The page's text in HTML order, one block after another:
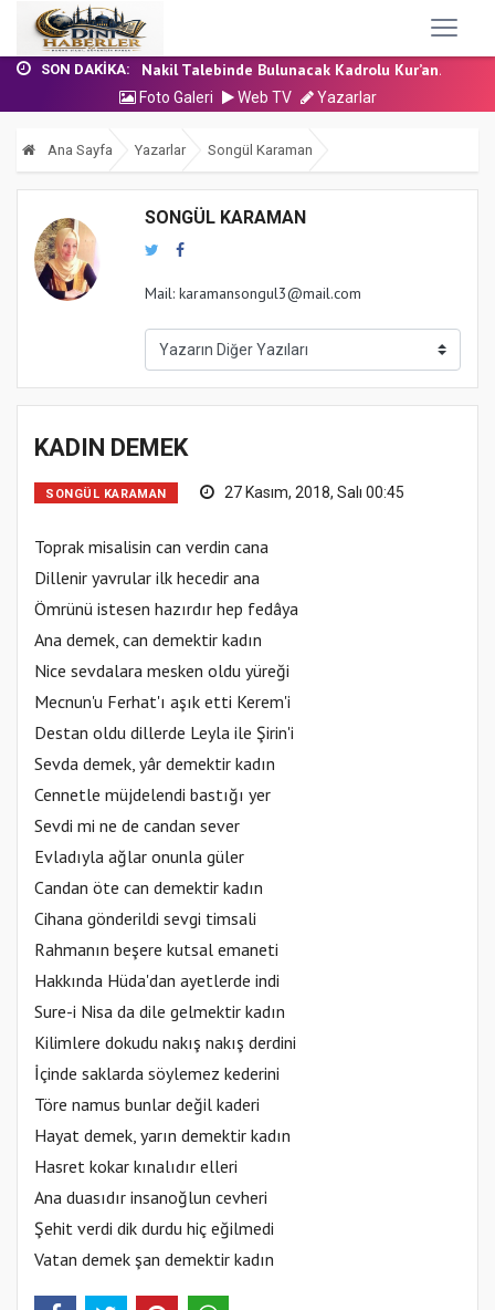
SON DAKIKA:
24 Temmuz 2026 - Cuma Hutbesi
7 Ağustos 2026 - Cuma Hutbesi
Nakil Talebinde Bulunacak Kadrolu Kur’an...
Aşçı Alımı (Kurum İçi) Sınavı (Sözlü) So...
24 Temmuz 2026 - Cuma Hutbesi
7 Ağustos 2026 - Cuma Hutbesi
Foto Galeri Web TV Yazarlar
Ana Sayfa Yazarlar Songül Karaman
SONGÜL KARAMAN
Mail: karamansongul3@mail.com
KADIN DEMEK
SONGÜL KARAMAN 27 Kasım, 2018, Salı 00:45
Toprak misalisin can verdin cana
Dillenir yavrular ilk hecedir ana
Ömrünü istesen hazırdır hep fedâya
Ana demek, can demektir kadın
Nice sevdalara mesken oldu yüreği
Mecnun'u Ferhat'ı aşık etti Kerem'i
Destan oldu dillerde Leyla ile Şirin'i
Sevda demek, yâr demektir kadın
Cennetle müjdelendi bastığı yer
Sevdi mi ne de candan sever
Evladıyla ağlar onunla güler
Candan öte can demektir kadın
Cihana gönderildi sevgi timsali
Rahmanın beşere kutsal emaneti
Hakkında Hüda'dan ayetlerde indi
Sure-i Nisa da dile gelmektir kadın
Kilimlere dokudu nakış nakış derdini
İçinde saklarda söylemez kederini
Töre namus bunlar değil kaderi
Hayat demek, yarın demektir kadın
Hasret kokar kınalıdır elleri
Ana duasıdır insanoğlun cevheri
Şehit verdi dik durdu hiç eğilmedi
Vatan demek şan demektir kadın